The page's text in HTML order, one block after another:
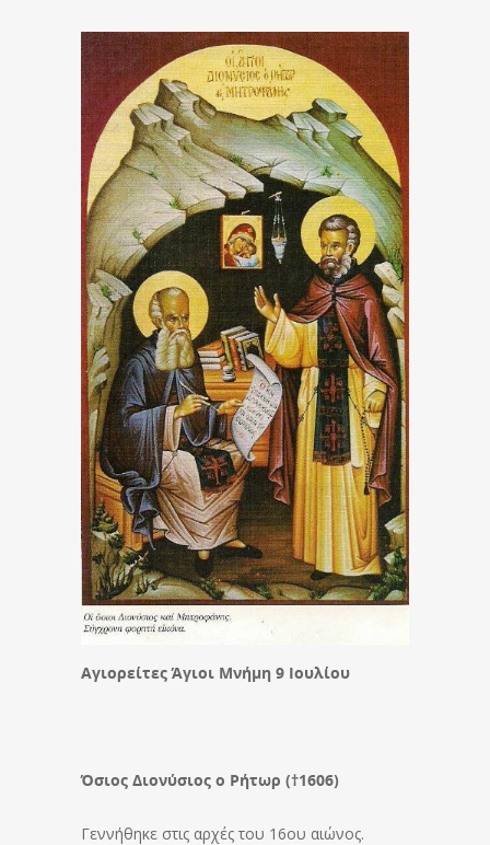
Αγιορείτες Άγιοι Μνήμη 9 Ιουλίου
Όσιος Διονύσιος ο Ρήτωρ (†1606)
Γεννήθηκε στις αρχές του 16ου αιώνος.